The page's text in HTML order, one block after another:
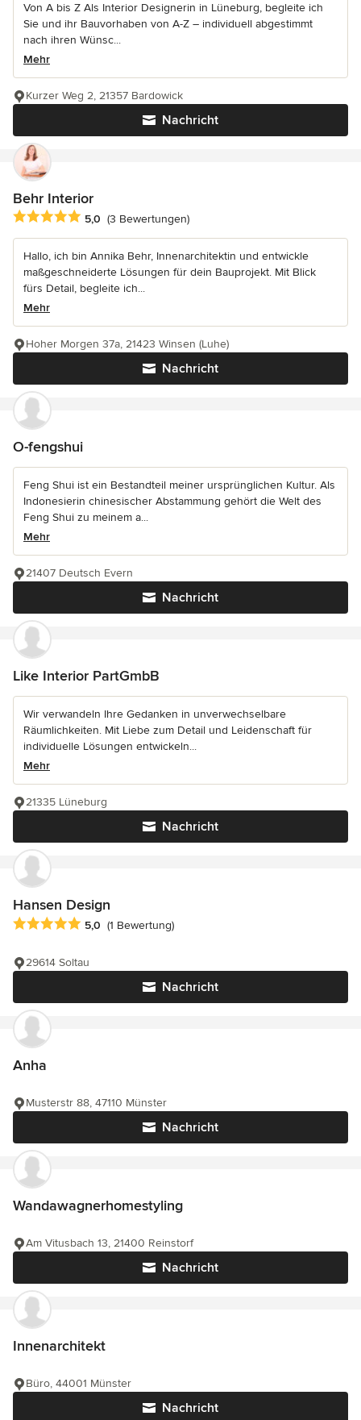
Von A bis Z Als Interior Designerin in Lüneburg, begleite ich
Sie und ihr Bauvorhaben von A-Z – individuell abgestimmt
nach ihren Wünsc...
Mehr
Nachricht
Kurzer Weg 2, 21357 Bardowick
Behr Interior
Durchschnittliche Bewertung: 5 von 5 Sternen
5,0 (3 Bewertungen)
Hallo, ich bin Annika Behr, Innenarchitektin und entwickle
maßgeschneiderte Lösungen für dein Bauprojekt. Mit Blick
fürs Detail, begleite ich...
Mehr
Nachricht
Hoher Morgen 37a, 21423 Winsen (Luhe)
O-fengshui
Feng Shui ist ein Bestandteil meiner ursprünglichen Kultur. Als
Indonesierin chinesischer Abstammung gehört die Welt des
Feng Shui zu meinem a...
Mehr
Nachricht
21407 Deutsch Evern
Like Interior PartGmbB
Wir verwandeln Ihre Gedanken in unverwechselbare
Räumlichkeiten. Mit Liebe zum Detail und Leidenschaft für
individuelle Lösungen entwickeln...
Mehr
Nachricht
21335 Lüneburg
Hansen Design
Durchschnittliche Bewertung: 5 von 5 Sternen
5,0 (1 Bewertung)
Nachricht
29614 Soltau
Anha
Nachricht
Musterstr 88, 47110 Münster
Wandawagnerhomestyling
Nachricht
Am Vitusbach 13, 21400 Reinstorf
Innenarchitekt
Nachricht
Büro, 44001 Münster